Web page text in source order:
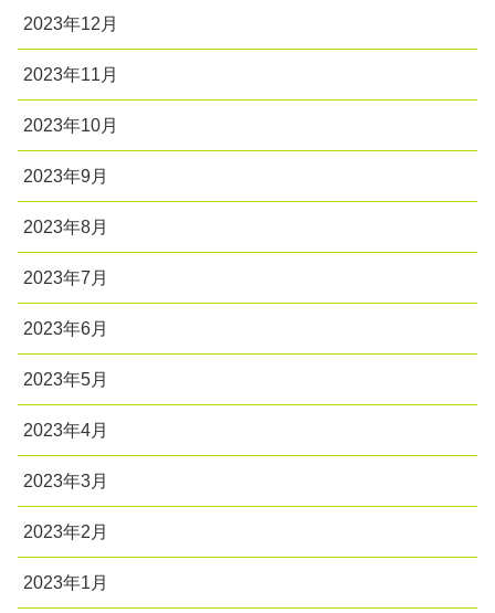
2023年12月
2023年11月
2023年10月
2023年9月
2023年8月
2023年7月
2023年6月
2023年5月
2023年4月
2023年3月
2023年2月
2023年1月